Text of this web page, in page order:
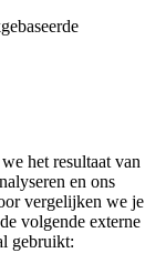
het resultaat van
en ons
vergelijken we je
volgende externe
gebruikt: